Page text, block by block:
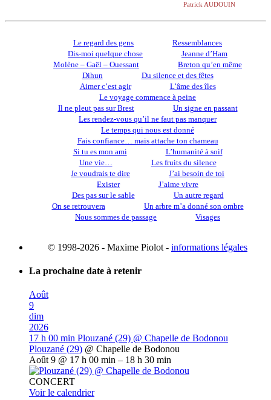
Patrick AUDOUIN
Le regard des gens
Ressemblances
Dis-moi quelque chose
Jeanne d’Ham
Molène – Gaël – Ouessant
Breton qu’en même
Dihun
Du silence et des fêtes
Aimer c’est agir
L’âme des îles
Le voyage commence à peine
Il ne pleut pas sur Brest
Un signe en passant
Les rendez-vous qu’il ne faut pas manquer
Le temps qui nous est donné
Fais confiance… mais attache ton chameau
Si tu es mon ami
L’humanité à soif
Une vie…
Les fruits du silence
Je voudrais te dire
J’ai besoin de toi
Exister
J’aime vivre
Des pas sur le sable
Un autre regard
On se retrouvera
Un arbre m’a donné son ombre
Nous sommes de passage
Visages
© 1998-2026 - Maxime Piolot - informations légales
La prochaine date à retenir
Août
9
dim
2026
17 h 00 min Plouzané (29) @ Chapelle de Bodonou
Plouzané (29) @ Chapelle de Bodonou
Août 9 @ 17 h 00 min – 18 h 30 min
CONCERT
Voir le calendrier